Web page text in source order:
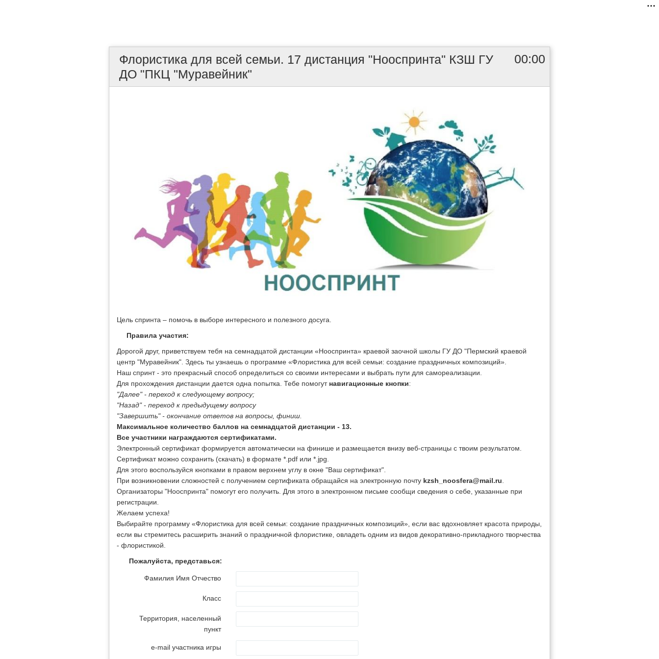
00:00
Флористика для всей семьи. 17 дистанция "Нооспринта" КЗШ ГУ
ДО "ПКЦ "Муравейник"
Цель спринта – помочь в выборе интересного и полезного досуга.
Правила участия:
Дорогой друг, приветствуем тебя на семнадцатой дистанции «Нооспринта» краевой заочной школы ГУ ДО "Пермский краевой
центр "Муравейник". Здесь ты узнаешь о программе «Флористика для всей семьи: создание праздничных композиций».
Наш спринт - это прекрасный способ определиться со своими интересами и выбрать пути для самореализации.
Для прохождения дистанции дается одна попытка. Тебе помогут навигационные кнопки:
"Далее" - переход к следующему вопросу;
"Назад" - переход к предыдущему вопросу
"Завершить" - окончание ответов на вопросы, финиш.
Максимальное количество баллов на семнадцатой дистанции - 13.
Все участники награждаются сертификатами.
Электронный сертификат формируется автоматически на финише и размещается внизу веб-страницы с твоим результатом.
Сертификат можно сохранить (скачать) в формате *.pdf или *.jpg.
Для этого воспользуйся кнопками в правом верхнем углу в окне "Ваш сертификат".
При возникновении сложностей с получением сертификата обращайся на электронную почту kzsh_noosfera@mail.ru
Организаторы "Нооспринта" помогут его получить. Для этого в электронном письме сообщи сведения о себе, указанные при
регистрации.
Желаем успеха!
Выбирайте программу «Флористика для всей семьи: создание праздничных композиций», если вас вдохновляет красота природы,
если вы стремитесь расширить знаний о праздничной флористике, овладеть одним из видов декоративно-прикладного творчества
- флористикой.
Пожалуйста, представься:
Фамилия Имя Отчество
Класс
Территория, населенный
пункт
e-mail участника игры